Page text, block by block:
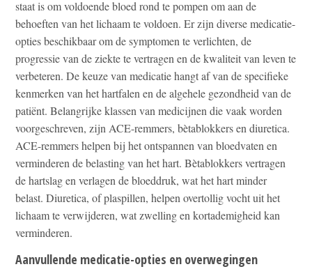
staat is om voldoende bloed rond te pompen om aan de
behoeften van het lichaam te voldoen. Er zijn diverse medicatie-
opties beschikbaar om de symptomen te verlichten, de
progressie van de ziekte te vertragen en de kwaliteit van leven te
verbeteren. De keuze van medicatie hangt af van de specifieke
kenmerken van het hartfalen en de algehele gezondheid van de
patiënt. Belangrijke klassen van medicijnen die vaak worden
voorgeschreven, zijn ACE-remmers, bètablokkers en diuretica.
ACE-remmers helpen bij het ontspannen van bloedvaten en
verminderen de belasting van het hart. Bètablokkers vertragen
de hartslag en verlagen de bloeddruk, wat het hart minder
belast. Diuretica, of plaspillen, helpen overtollig vocht uit het
lichaam te verwijderen, wat zwelling en kortademigheid kan
verminderen.
Aanvullende medicatie-opties en overwegingen